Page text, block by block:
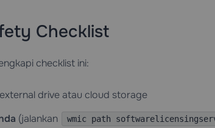
Checklist
checklist ini:
drive atau cloud storage
(jalankan
wmic path